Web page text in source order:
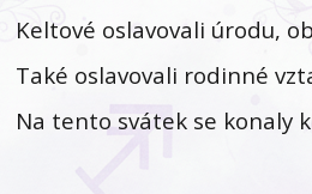
Keltové oslavovali úrodu,
Také oslavovali rodinné
Na tento svátek se konaly